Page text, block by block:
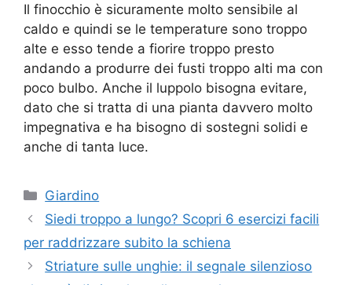
Il finocchio è sicuramente molto sensibile al
caldo e quindi se le temperature sono troppo
alte e esso tende a fiorire troppo presto
andando a produrre dei fusti troppo alti ma con
poco bulbo. Anche il luppolo bisogna evitare,
dato che si tratta di una pianta davvero molto
impegnativa e ha bisogno di sostegni solidi e
anche di tanta luce.
Categorie
Giardino
Siedi troppo a lungo? Scopri 6 esercizi facili
per raddrizzare subito la schiena
Striature sulle unghie: il segnale silenzioso